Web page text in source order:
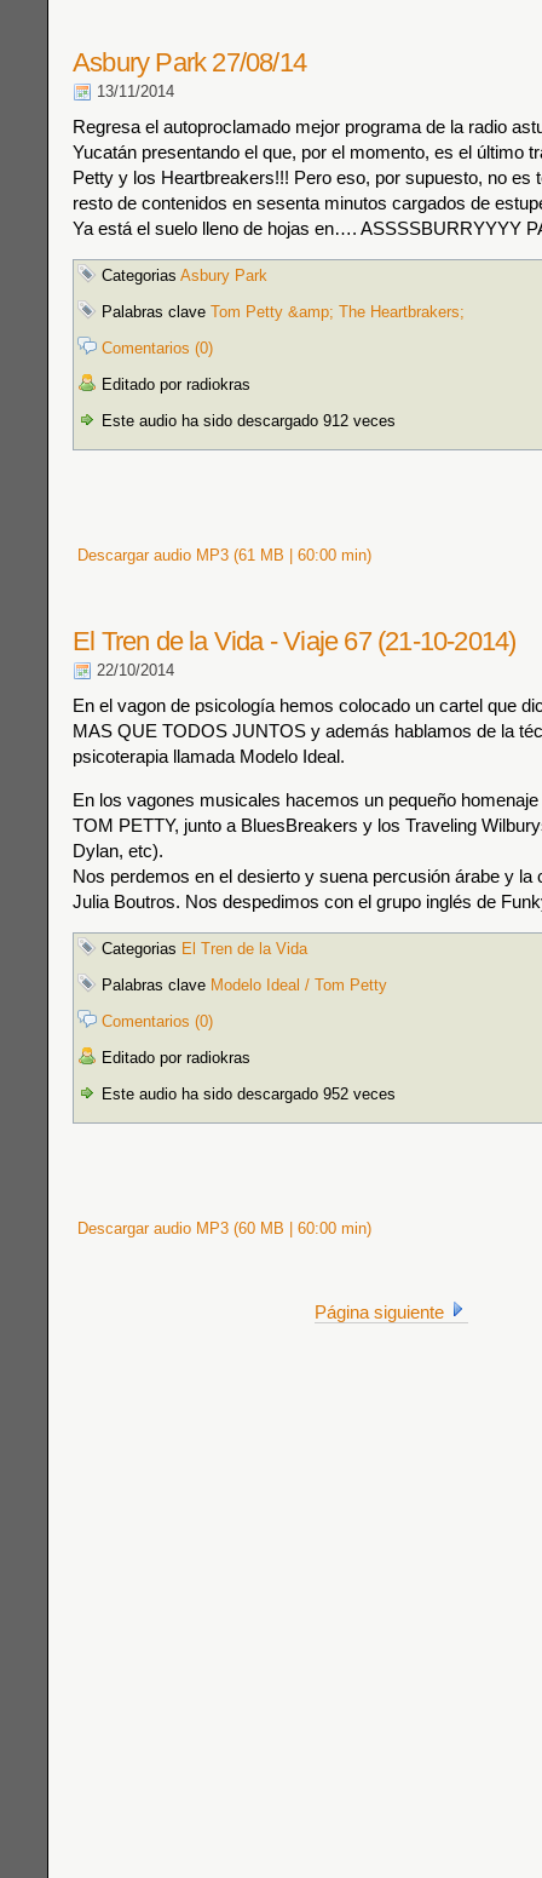
Asbury Park 27/08/14
13/11/2014
Regresa el autoproclamado mejor programa de la radio
Yucatán presentando el que, por el momento, es el último
Petty y los Heartbreakers!!! Pero eso, por supuesto, no es
resto de contenidos en sesenta minutos cargados de
Ya está el suelo lleno de hojas en…. ASSSSBURRYYYY
Categorias Asbury Park
Palabras clave Tom Petty &amp; The Heartbrakers;
Comentarios (0)
Editado por radiokras
Este audio ha sido descargado 912 veces
Descargar audio MP3 (61 MB | 60:00 min)
El Tren de la Vida - Viaje 67 (21-10-2014)
22/10/2014
En el vagon de psicología hemos colocado un cartel que
MAS QUE TODOS JUNTOS y además hablamos de la
psicoterapia llamada Modelo Ideal.
En los vagones musicales hacemos un pequeño
TOM PETTY, junto a BluesBreakers y los Traveling
Dylan, etc).
Nos perdemos en el desierto y suena percusión árabe y la
Julia Boutros. Nos despedimos con el grupo inglés de
Categorias El Tren de la Vida
Palabras clave Modelo Ideal / Tom Petty
Comentarios (0)
Editado por radiokras
Este audio ha sido descargado 952 veces
Descargar audio MP3 (60 MB | 60:00 min)
Página siguiente